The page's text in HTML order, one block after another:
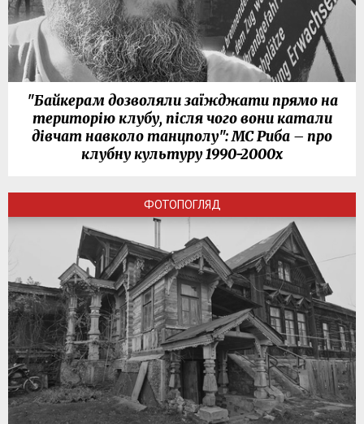
"Байкерам дозволяли заїжджати прямо на
територію клубу, після чого вони катали
дівчат навколо танцполу": МС Риба – про
клубну культуру 1990-2000х
ФОТОПОГЛЯД